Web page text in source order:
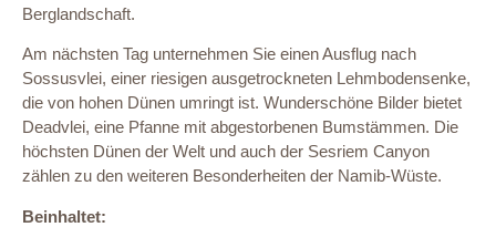
Berglandschaft.
Am nächsten Tag unternehmen Sie einen Ausflug nach
Sossusvlei, einer riesigen ausgetrockneten Lehmbodensenke,
die von hohen Dünen umringt ist. Wunderschöne Bilder bietet
Deadvlei, eine Pfanne mit abgestorbenen Bumstämmen. Die
höchsten Dünen der Welt und auch der Sesriem Canyon
zählen zu den weiteren Besonderheiten der Namib-Wüste.
Beinhaltet: